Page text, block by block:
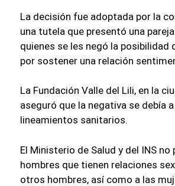
La decisión fue adoptada por la
una tutela que presentó una
quienes se les negó la posibilidad
por sostener una relación
La Fundación Valle del Lili, en la
aseguró que la negativa se debía
lineamientos sanitarios.
El Ministerio de Salud y del INS no
hombres que tienen relaciones
otros hombres, así como a las